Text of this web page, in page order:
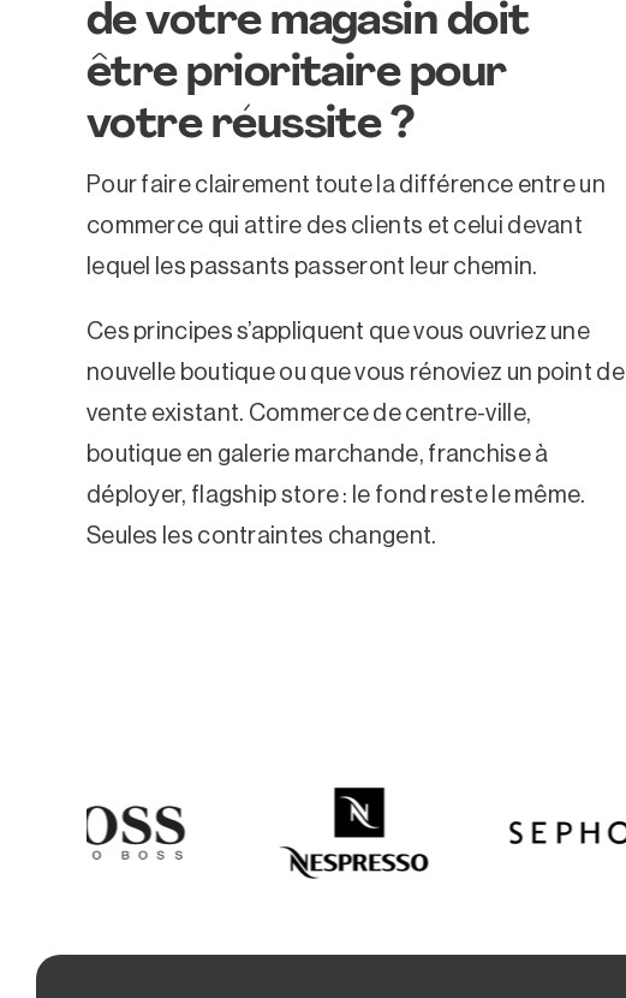
de votre magasin doit
être prioritaire pour
votre réussite ?
Pour faire clairement toute la différence entre un
commerce qui attire des clients et celui devant
lequel les passants passeront leur chemin.
Ces principes s’appliquent que vous ouvriez une
nouvelle boutique ou que vous rénoviez un point de
vente existant. Commerce de centre-ville,
boutique en galerie marchande, franchise à
déployer, flagship store : le fond reste le même.
Seules les contraintes changent.